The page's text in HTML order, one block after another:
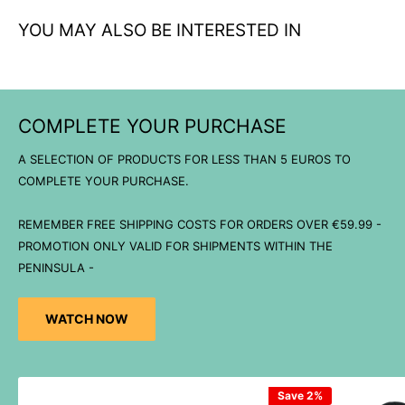
YOU MAY ALSO BE INTERESTED IN
COMPLETE YOUR PURCHASE
A SELECTION OF PRODUCTS FOR LESS THAN 5 EUROS TO
COMPLETE YOUR PURCHASE.
REMEMBER FREE SHIPPING COSTS FOR ORDERS OVER €59.99 -
PROMOTION ONLY VALID FOR SHIPMENTS WITHIN THE
PENINSULA -
WATCH NOW
Save 2%